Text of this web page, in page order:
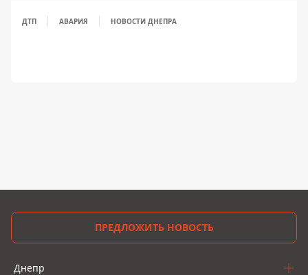
ДТП АВАРИЯ НОВОСТИ ДНЕПРА
ПРЕДЛОЖИТЬ НОВОСТЬ
Днепр